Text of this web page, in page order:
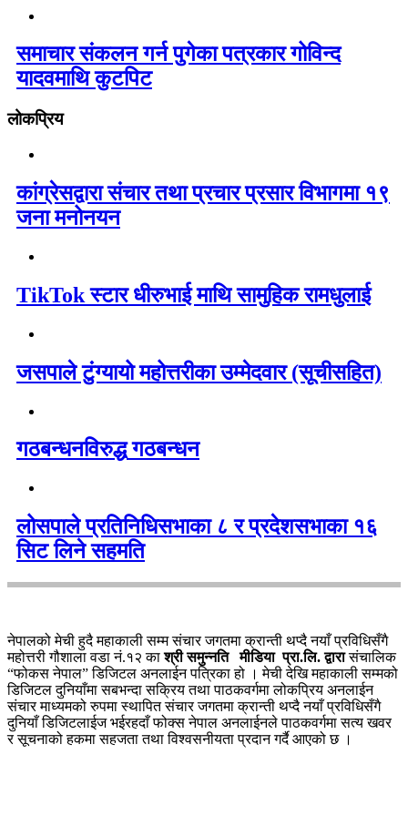
समाचार संकलन गर्न पुगेका पत्रकार गोविन्द
यादवमाथि कुटपिट
लोकप्रिय
कांग्रेसद्वारा संचार तथा प्रचार प्रसार विभागमा १९
जना मनोनयन
TikTok स्टार धीरुभाई माथि सामुहिक रामधुलाई
जसपाले टुंग्यायो महोत्तरीका उम्मेदवार (सूचीसहित)
गठबन्धनविरुद्ध गठबन्धन
लोसपाले प्रतिनिधिसभाका ८ र प्रदेशसभाका १६
सिट लिने सहमति
नेपालको मेची हुदै महाकाली सम्म संचार जगतमा क्रान्ती थप्दै नयाँ प्रविधिसँगै
महोत्तरी गौशाला वडा नं.१२ काश्री समुन्नति मीडिया प्रा.लि. द्वारासंचालिक
“फोकस नेपाल” डिजिटल अनलाईन पत्रिका हो । मेची देखि महाकाली सम्मको
डिजिटल दुनियाँमा सबभन्दा सक्रिय तथा पाठकवर्गमा लोकप्रिय अनलाईन
संचार माध्यमको रुपमा स्थापित संचार जगतमा क्रान्ती थप्दै नयाँ प्रविधिसँगै
दुनियाँ डिजिटलाईज भईरहदाँ फोक्स नेपाल अनलाईनले पाठकवर्गमा सत्य खवर
र सूचनाको हकमा सहजता तथा विश्वसनीयता प्रदान गर्दै आएको छ ।